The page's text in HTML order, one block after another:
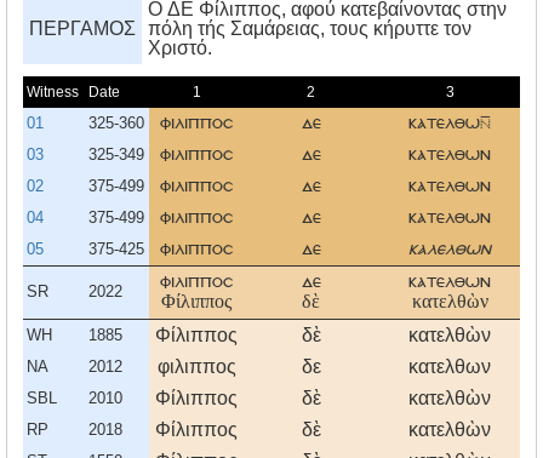
ΠΕΡΓΑΜΟΣ
O ΔE Φίλιππος, αφού κατεβαίνοντας στην
πόλη τής Σαμάρειας, τους κήρυττε τον
Xριστό.
Witness Date 1 2 3
01 325-360 φιλιπποσ δε κατελθω
03 325-349 φιλιπποσ δε κατελθων
02 375-499 φιλιπποσ δε κατελθων
04 375-499 φιλιπποσ δε κατελθων
05 375-425 φιλιπποσ δε καλελθων
SR 2022
φιλιπποσ
Φίλιππος
δε
δὲ
κατελθων
κατελθὼν
WH 1885 Φίλιππος δὲ κατελθὼν
NA 2012 φιλιππος δε κατελθων
SBL 2010 Φίλιππος δὲ κατελθὼν
RP 2018 Φίλιππος δὲ κατελθὼν